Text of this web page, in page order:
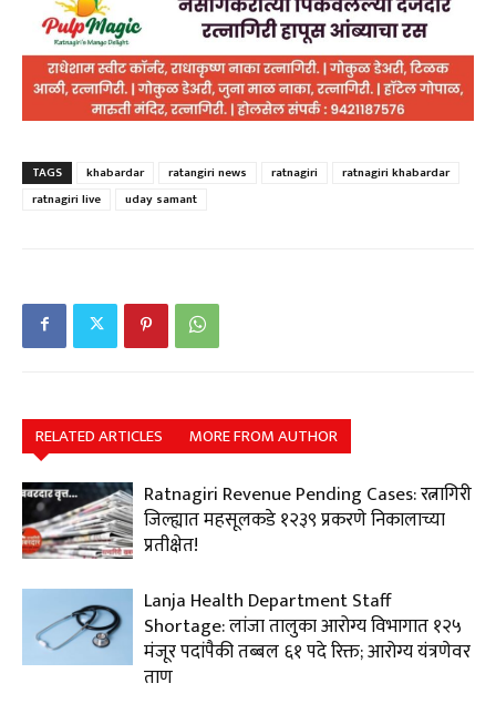
TAGS khabardar ratangiri news ratnagiri
ratnagiri khabardar
ratnagiri live
uday samant
RELATED ARTICLES MORE FROM AUTHOR
Ratnagiri Revenue Pending Cases: रत्नागिरी
जिल्ह्यात महसूलकडे १२३९ प्रकरणे निकालाच्या
प्रतीक्षेत!
Lanja Health Department Staff
Shortage: लांजा तालुका आरोग्य विभागात १२५
मंजूर पदांपैकी तब्बल ६१ पदे रिक्त; आरोग्य यंत्रणेवर
ताण